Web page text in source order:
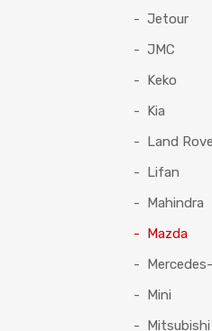
Jetour
JMC
Keko
Kia
Land
Lifan
Mahindra
Mazda
Mini
Mitsubishi